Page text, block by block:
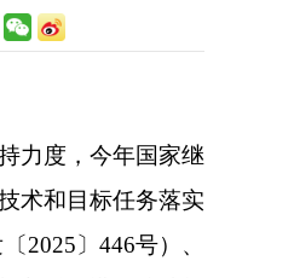
力度，今年国家继
术和目标任务落实
2025〕446号）、